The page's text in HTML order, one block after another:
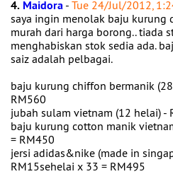
4. Maidora - Tue 24/Jul/2012,
saya ingin menolak baju kurung
murah dari harga borong.. tiada
menghabiskan stok sedia ada.
saiz adalah pelbagai.
baju kurung chiffon bermanik
RM560
jubah sulam vietnam (12 helai) -
baju kurung cotton manik
= RM450
jersi adidas&nike (made in
RM15sehelai x 33 = RM495